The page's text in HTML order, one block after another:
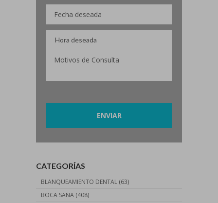
CATEGORÍAS
BLANQUEAMIENTO DENTAL (63)
BOCA SANA (408)